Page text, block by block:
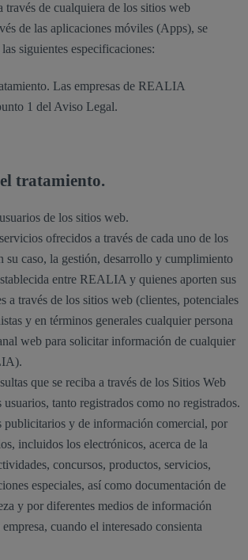
de cualquiera de los sitios web
de las aplicaciones móviles (Apps), se
siguientes especificaciones:
Las empresas de REALIA
1 del Aviso Legal.
tratamiento.
de los sitios web.
ofrecidos a través de cada uno de los
su caso, la gestión, desarrollo y cumplimiento
entre REALIA y quienes aporten sus
a través de los sitios web (clientes, potenciales
y en términos generales cualquier persona
web para solicitar información de cualquier
que se reciba a través de los Sitios Web
usuarios, tanto registrados como no registrados.
publicitarios y de información comercial, por
incluidos los electrónicos, acerca de la
concursos, productos, servicios,
especiales, así como documentación de
y por diferentes medios de información
cuando el interesado consienta